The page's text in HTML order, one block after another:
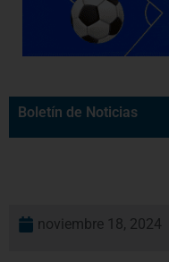
Boletín de Noticias
noviembre 18, 2024